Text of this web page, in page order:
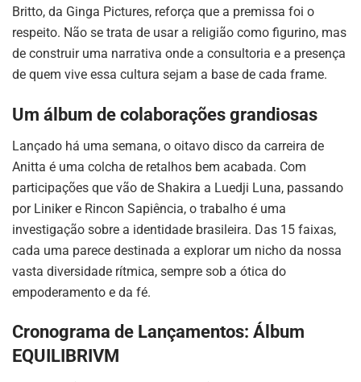
Britto, da Ginga Pictures, reforça que a premissa foi o
respeito. Não se trata de usar a religião como figurino, mas
de construir uma narrativa onde a consultoria e a presença
de quem vive essa cultura sejam a base de cada frame.
Um álbum de colaborações grandiosas
Lançado há uma semana, o oitavo disco da carreira de
Anitta é uma colcha de retalhos bem acabada. Com
participações que vão de Shakira a Luedji Luna, passando
por Liniker e Rincon Sapiência, o trabalho é uma
investigação sobre a identidade brasileira. Das 15 faixas,
cada uma parece destinada a explorar um nicho da nossa
vasta diversidade rítmica, sempre sob a ótica do
empoderamento e da fé.
Cronograma de Lançamentos: Álbum
EQUILIBRIVM